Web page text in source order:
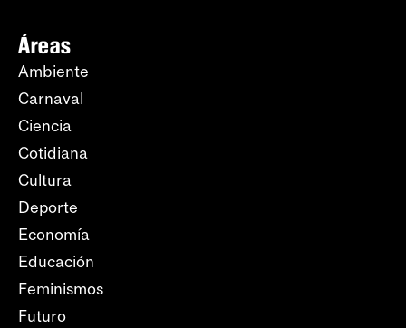
Áreas
Ambiente
Carnaval
Ciencia
Cotidiana
Cultura
Deporte
Economía
Educación
Feminismos
Futuro